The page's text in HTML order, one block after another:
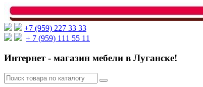
+7 (959) 227 33 33
+ 7 (959) 111 55 11
Интернет - магазин мебели в Луганске!